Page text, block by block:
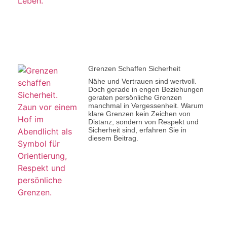
Grenzen Schaffen Sicherheit
Nähe und Vertrauen sind wertvoll.
Doch gerade in engen Beziehungen
geraten persönliche Grenzen
manchmal in Vergessenheit. Warum
klare Grenzen kein Zeichen von
Distanz, sondern von Respekt und
Sicherheit sind, erfahren Sie in
diesem Beitrag.